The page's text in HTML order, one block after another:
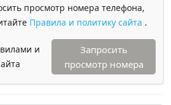
просмотр номера телефона,
Правила и политику сайта .
и
Запросить
просмотр номера